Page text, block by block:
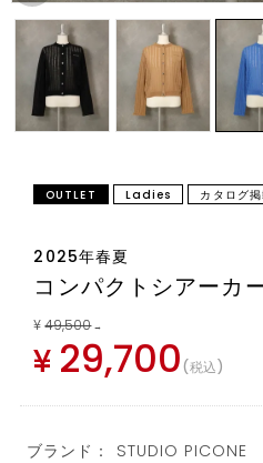
OUTLET Ladies カタログ
2025年春夏
コンパクトシアーカ
¥ 49,500 →
¥ 29,700 税込
ブランド： STUDIO PICONE